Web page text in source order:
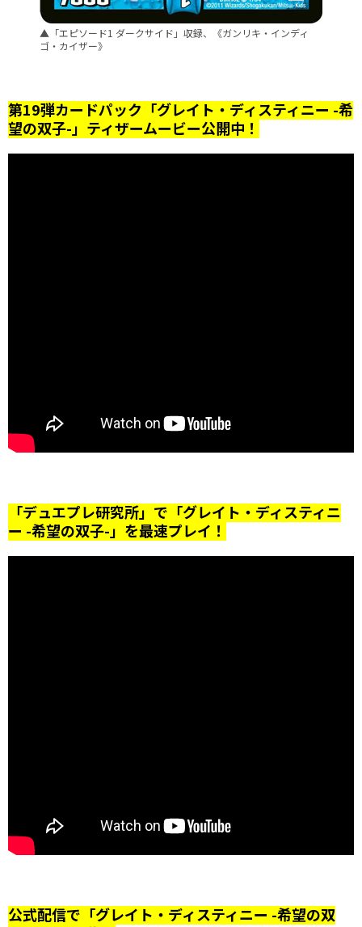
▲「エピソード1 ダークサイド」収録、《ガンリキ・インディ
ゴ・カイザー》
第19弾カードパック「グレイト・ディスティニー -希
望の双子-」ティザームービー公開中！
「デュエプレ研究所」で「グレイト・ディスティニ
ー -希望の双子-」を最速プレイ！
公式配信で「グレイト・ディスティニー -希望の双